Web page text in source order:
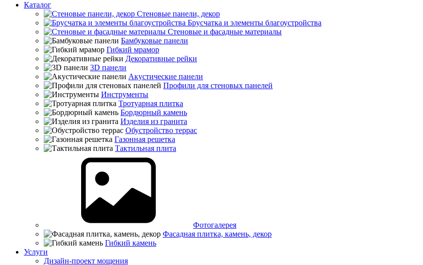
Каталог
Стеновые панели, декор
Брусчатка и элементы благоустройства
Стеновые и фасадные материалы
Бамбуковые панели
Гибкий мрамор
Декоративные рейки
3D панели
Акустические панели
Профили для стеновых панелей
Инструменты
Тротуарная плитка
Бордюрный камень
Изделия из гранита
Обустройство террас
Газонная решетка
Тактильная плита
Фотогалерея
Фасадная плитка, камень, декор
Гибкий камень
Услуги
Дизайн-проект мощения